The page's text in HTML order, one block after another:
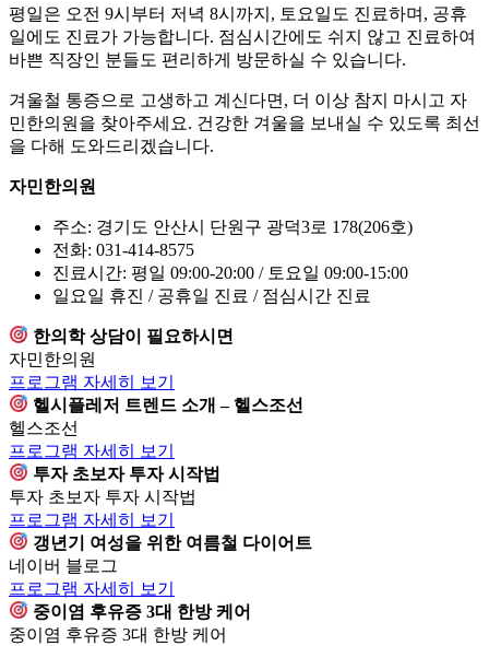
평일은 오전 9시부터 저녁 8시까지, 토요일도 진료하며, 공휴
일에도 진료가 가능합니다. 점심시간에도 쉬지 않고 진료하여
바쁜 직장인 분들도 편리하게 방문하실 수 있습니다.
겨울철 통증으로 고생하고 계신다면, 더 이상 참지 마시고 자
민한의원을 찾아주세요. 건강한 겨울을 보내실 수 있도록 최선
을 다해 도와드리겠습니다.
자민한의원
주소: 경기도 안산시 단원구 광덕3로 178(206호)
전화: 031-414-8575
진료시간: 평일 09:00-20:00 / 토요일 09:00-15:00
일요일 휴진 / 공휴일 진료 / 점심시간 진료
한의학 상담이 필요하시면
자민한의원
프로그램 자세히 보기
헬시플레저 트렌드 소개 – 헬스조선
헬스조선
프로그램 자세히 보기
투자 초보자 투자 시작법
투자 초보자 투자 시작법
프로그램 자세히 보기
갱년기 여성을 위한 여름철 다이어트
네이버 블로그
프로그램 자세히 보기
중이염 후유증 3대 한방 케어
중이염 후유증 3대 한방 케어